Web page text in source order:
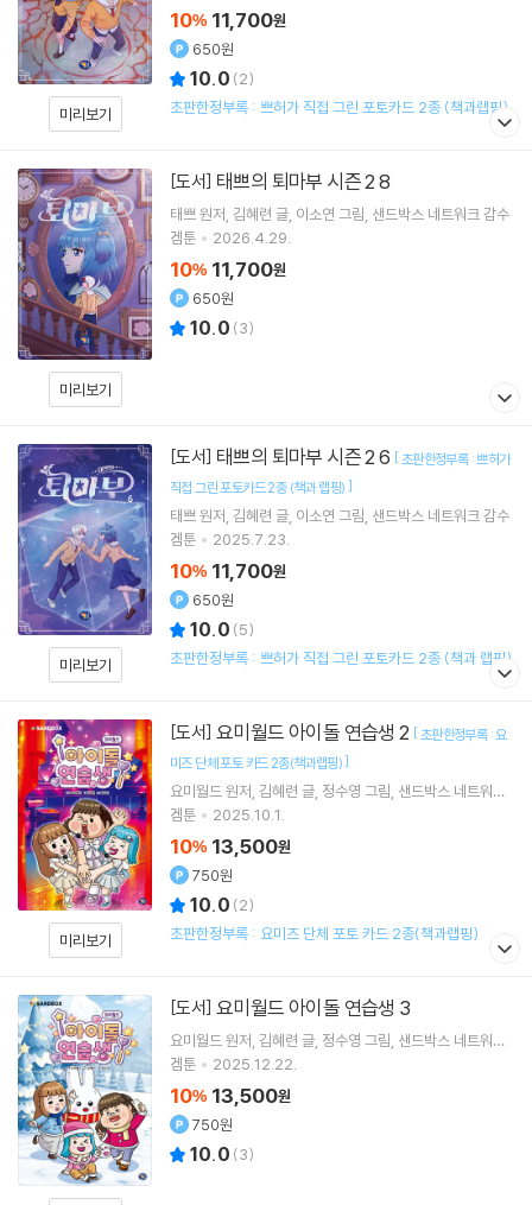
미리보기
10% 11,700원
650원
10.0 (2)
초판한정부록 : 쁘허가 직접 그린 포토카드 2종 (책과랩핑)
미리보기
[도서] 태쁘의 퇴마부 시즌 2 8
태쁘 원저 김혜련 글 이소연 그림 샌드박스 네트워크 감수
겜툰
2026.4.29.
10% 11,700원
650원
10.0 (3)
미리보기
[도서] 태쁘의 퇴마부 시즌 2 6 [초판한정부록 : 쁘허가
직접 그린 포토카드 2종 (책과 랩핑) ]
태쁘 원저 김혜련 글 이소연 그림 샌드박스 네트워크 감수
겜툰
2025.7.23.
10% 11,700원
650원
10.0 (5)
초판한정부록 : 쁘허가 직접 그린 포토카드 2종 (책과 랩핑)
미리보기
[도서] 요미월드 아이돌 연습생 2 [초판한정부록 : 요
미즈 단체 포토 카드 2종(책과랩핑)]
요미월드 원저 김혜련 글 정수영 그림 샌드박스 네트워크
감수
겜툰 2025.10.1.
10% 13,500원
750원
10.0 (2)
초판한정부록 : 요미즈 단체 포토 카드 2종(책과랩핑)
[도서] 요미월드 아이돌 연습생 3
요미월드 원저 김혜련 글 정수영 그림 샌드박스 네트워크
감수
겜툰 2025.12.22.
10% 13,500원
750원
10.0 (3)